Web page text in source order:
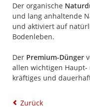
Der organische
und lang anhaltende
und aktiviert auf
Bodenleben.
Der Premium-Dünger
allen wichtigen
kräftiges und
Zurück